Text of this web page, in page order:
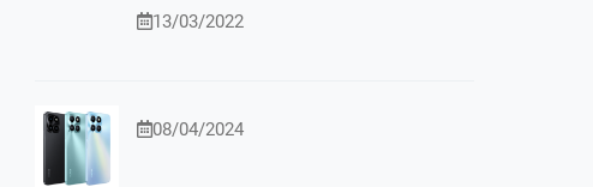
13/03/2022
08/04/2024